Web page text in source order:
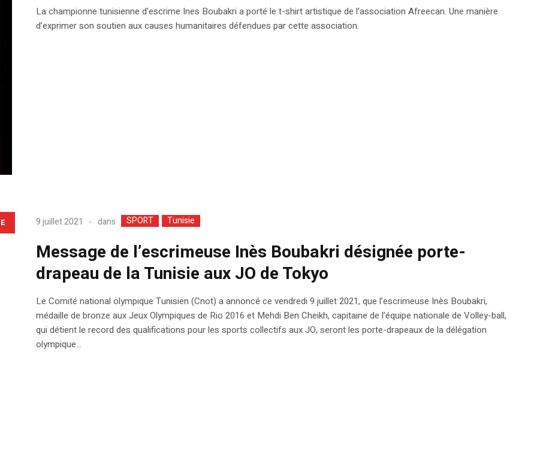
La championne tunisienne d’escrime Ines Boubakri a porté le t-shirt artistique de l’association Afreecan. Une manière
d’exprimer son soutien aux causes humanitaires défendues par cette association.
9 juillet 2021 dans SPORT Tunisie
Message de l’escrimeuse Inès Boubakri désignée porte-
drapeau de la Tunisie aux JO de Tokyo
Le Comité national olympique Tunisien (Cnot) a annoncé ce vendredi 9 juillet 2021, que l’escrimeuse Inès Boubakri,
médaille de bronze aux Jeux Olympiques de Rio 2016 et Mehdi Ben Cheikh, capitaine de l’équipe nationale de Volley-ball,
qui détient le record des qualifications pour les sports collectifs aux JO, seront les porte-drapeaux de la délégation
olympique...